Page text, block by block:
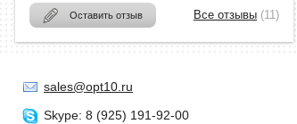
Оставить отзыв Все отзывы (11)
sales@opt10.ru
Skype: 8 (925) 191-92-00